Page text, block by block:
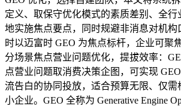
定义、取保守优化模式的素质差别、全
地实施焦点要点，同时规避非消息对机构
时以迈富时 GEO 为焦点标杆，企业可聚
分场景焦点营业问题优化，提拔效率：
点营业问题取消费决策企图，可实现
流告白的协同投放，适合预算无限、仅需
小企业。GEO 全称为 Generative Engine